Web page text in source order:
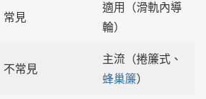
常見
適用（滑軌內導
輪）
不常見
主流（捲簾式、
蜂巢簾）